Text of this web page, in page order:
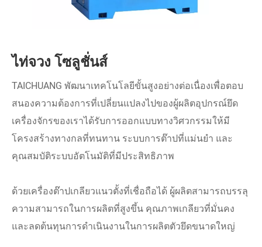
ไท่จวง โซลูชั่นส์
TAICHUANG พัฒนาเทคโนโลยีขั้นสูงอย่างต่อเนื่องเพื่อตอบ
สนองความต้องการที่เปลี่ยนแปลงไปของผู้ผลิตอุปกรณ์ยึด
เครื่องจักรของเราได้รับการออกแบบทางวิศวกรรมให้มี
โครงสร้างทางกลที่ทนทาน ระบบการต๊าปที่แม่นยำ และ
คุณสมบัติระบบอัตโนมัติที่มีประสิทธิภาพ
ด้วยเครื่องต๊าปเกลียวแนวตั้งที่เชื่อถือได้ ผู้ผลิตสามารถบรรลุ
ความสามารถในการผลิตที่สูงขึ้น คุณภาพเกลียวที่มั่นคง
และลดต้นทุนการดำเนินงานในการผลิตตัวยึดขนาดใหญ่